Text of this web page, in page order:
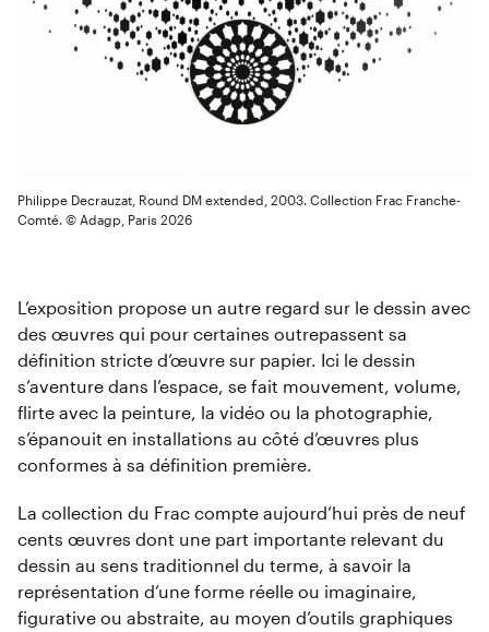
Philippe Decrauzat, Round DM extended, 2003. Collection Frac Franche-
Comté. © Adagp, Paris 2026
L’exposition propose un autre regard sur le dessin avec
des œuvres qui pour certaines outrepassent sa
définition stricte d’œuvre sur papier. Ici le dessin
s’aventure dans l’espace, se fait mouvement, volume,
flirte avec la peinture, la vidéo ou la photographie,
s’épanouit en installations au côté d’œuvres plus
conformes à sa définition première.
La collection du Frac compte aujourd’hui près de neuf
cents œuvres dont une part importante relevant du
dessin au sens traditionnel du terme, à savoir la
représentation d’une forme réelle ou imaginaire,
figurative ou abstraite, au moyen d’outils graphiques